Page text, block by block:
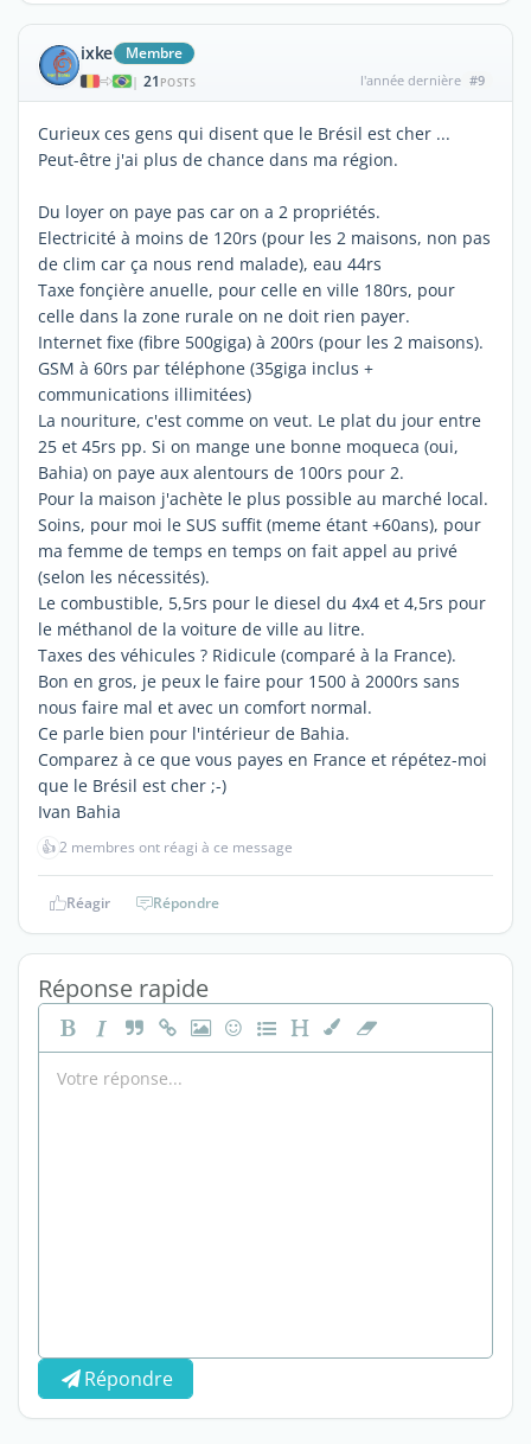
ixke Membre
| 21 POSTS l'année dernière #9
Curieux ces gens qui disent que le Brésil est cher ...
Peut-être j'ai plus de chance dans ma région.
Du loyer on paye pas car on a 2 propriétés.
Electricité à moins de 120rs (pour les 2 maisons, non pas
de clim car ça nous rend malade), eau 44rs
Taxe fonçière anuelle, pour celle en ville 180rs, pour
celle dans la zone rurale on ne doit rien payer.
Internet fixe (fibre 500giga) à 200rs (pour les 2 maisons).
GSM à 60rs par téléphone (35giga inclus +
communications illimitées)
La nouriture, c'est comme on veut. Le plat du jour entre
25 et 45rs pp. Si on mange une bonne moqueca (oui,
Bahia) on paye aux alentours de 100rs pour 2.
Pour la maison j'achète le plus possible au marché local.
Soins, pour moi le SUS suffit (meme étant +60ans), pour
ma femme de temps en temps on fait appel au privé
(selon les nécessités).
Le combustible, 5,5rs pour le diesel du 4x4 et 4,5rs pour
le méthanol de la voiture de ville au litre.
Taxes des véhicules ? Ridicule (comparé à la France).
Bon en gros, je peux le faire pour 1500 à 2000rs sans
nous faire mal et avec un comfort normal.
Ce parle bien pour l'intérieur de Bahia.
Comparez à ce que vous payes en France et répétez-moi
que le Brésil est cher ;-)
Ivan Bahia
👍2 membres ont réagi à ce message
Réagir Répondre
Réponse rapide
Répondre